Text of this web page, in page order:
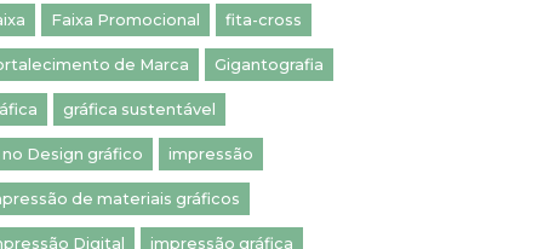
Faixa Promocional fita-cross
de Marca Gigantografia
gráfica sustentável
no Design gráfico impressão
de materiais gráficos
Digital impressão gráfica